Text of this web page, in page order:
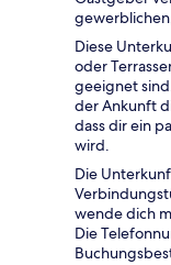
Diese
oder
geeignet
der Ankunft
dass dir ein
wird.
Die
wende dich
Die